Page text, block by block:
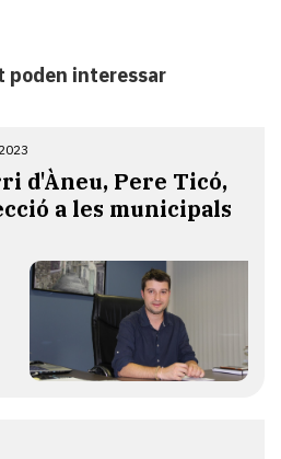
poden interessar
d'Àneu, Pere Ticó,
a les municipals